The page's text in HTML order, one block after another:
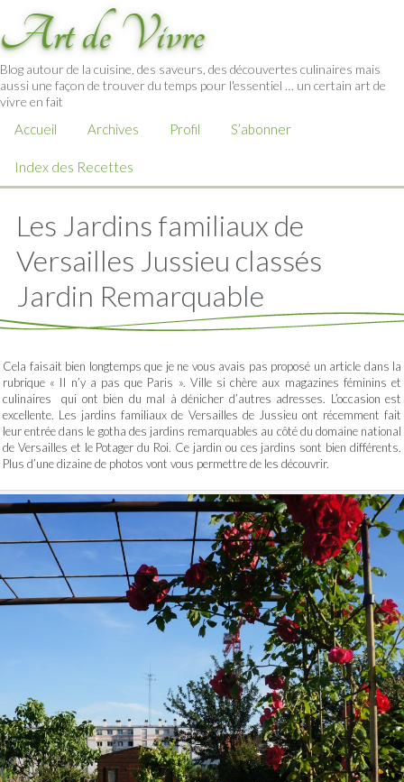
Art de Vivre
Blog autour de la cuisine, des saveurs, des découvertes culinaires mais
aussi une façon de trouver du temps pour l'essentiel … un certain art de
vivre en fait
Accueil Archives Profil S’abonner
Index des Recettes
Les Jardins familiaux de
Versailles Jussieu classés
Jardin Remarquable
Cela faisait bien longtemps que je ne vous avais pas proposé un article dans la
rubrique « Il n’y a pas que Paris ». Ville si chère aux magazines féminins et
culinaires qui ont bien du mal à dénicher d’autres adresses. L’occasion est
excellente. Les jardins familiaux de Versailles de Jussieu ont récemment fait
leur entrée dans le gotha des jardins remarquables au côté du domaine national
de Versailles et le Potager du Roi. Ce jardin ou ces jardins sont bien différents.
Plus d’une dizaine de photos vont vous permettre de les découvrir.